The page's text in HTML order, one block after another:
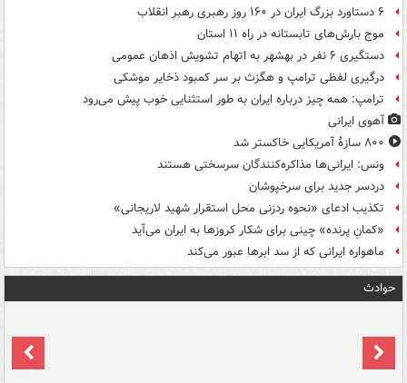
۶ دستاورد بزرگ ایران در ۱۶۰ روز رهبری رهبر انقلاب
موج بارش‌های تابستانه در راه ۱۱ استان
دستگیری ۶ نفر در بهشهر به اتهام تشویش اذهان عمومی
درگیری لفظی ترامپ و هگزث بر سر کمبود ذخایر موشکی
ترامپ: همه چیز درباره ایران به طور استثنایی خوب پیش می‌رود
آهوی ایرانی
۸۰۰ سازۀ آمریکایی خاکستر شد
ونس: ایرانی‌ها مذاکره‌کنندگان سرسختی هستند
دردسر جدید برای سرخپوشان
تکذیب ادعای «نحوه ردزنی محل استقرار شهید لاریجانی»
«کمانِ پرنده» چینی برای شکار کروزها به ایران می‌آید
ماهواره ایرانی که از سد ابرها عبور می‌کند
حوادث